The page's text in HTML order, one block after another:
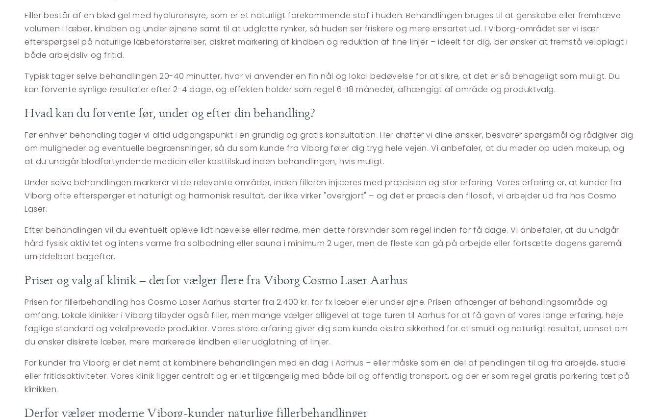
Filler består af en blød gel med hyaluronsyre, som er et naturligt forekommende stof i huden. Behandlingen bruges til at genskabe eller fremhæve
volumen i læber, kindben og under øjnene samt til at udglatte rynker, så huden ser friskere og mere ensartet ud. I Viborg-området ser vi især
efterspørgsel på naturlige læbeforstørrelser, diskret markering af kindben og reduktion af fine linjer – ideelt for dig, der ønsker at fremstå veloplagt i
både arbejdsliv og fritid.
Typisk tager selve behandlingen 20-40 minutter, hvor vi anvender en fin nål og lokal bedøvelse for at sikre, at det er så behageligt som muligt. Du
kan forvente synlige resultater efter 2-4 dage, og effekten holder som regel 6-18 måneder, afhængigt af område og produktvalg.
Hvad kan du forvente før, under og efter din behandling?
Før enhver behandling tager vi altid udgangspunkt i en grundig og gratis konsultation. Her drøfter vi dine ønsker, besvarer spørgsmål og rådgiver dig
om muligheder og eventuelle begrænsninger, så du som kunde fra Viborg føler dig tryg hele vejen. Vi anbefaler, at du møder op uden makeup, og
at du undgår blodfortyndende medicin eller kosttilskud inden behandlingen, hvis muligt.
Under selve behandlingen markerer vi de relevante områder, inden filleren injiceres med præcision og stor erfaring. Vores erfaring er, at kunder fra
Viborg ofte efterspørger et naturligt og harmonisk resultat, der ikke virker "overgjort" – og det er præcis den filosofi, vi arbejder ud fra hos Cosmo
Laser.
Efter behandlingen vil du eventuelt opleve lidt hævelse eller rødme, men dette forsvinder som regel inden for få dage. Vi anbefaler, at du undgår
hård fysisk aktivitet og intens varme fra solbadning eller sauna i minimum 2 uger, men de fleste kan gå på arbejde eller fortsætte dagens gøremål
umiddelbart bagefter.
Priser og valg af klinik – derfor vælger flere fra Viborg Cosmo Laser Aarhus
Prisen for fillerbehandling hos Cosmo Laser Aarhus starter fra 2.400 kr. for fx læber eller under øjne. Prisen afhænger af behandlingsområde og
omfang. Lokale klinikker i Viborg tilbyder også filler, men mange vælger alligevel at tage turen til Aarhus for at få gavn af vores lange erfaring, høje
faglige standard og velafprøvede produkter. Vores store erfaring giver dig som kunde ekstra sikkerhed for et smukt og naturligt resultat, uanset om
du ønsker diskrete læber, mere markerede kindben eller udglatning af linjer.
For kunder fra Viborg er det nemt at kombinere behandlingen med en dag i Aarhus – eller måske som en del af pendlingen til og fra arbejde, studie
eller fritidsaktiviteter. Vores klinik ligger centralt og er let tilgængelig med både bil og offentlig transport, og der er som regel gratis parkering tæt på
klinikken.
Derfor vælger moderne Viborg-kunder naturlige fillerbehandlinger